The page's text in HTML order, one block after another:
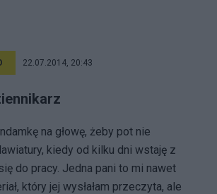
22.07.2014, 20:43
na głowę, żeby pot nie
kiedy od kilku dni wstaję z
do pracy. Jedna pani to mi nawet
który jej wysłałam przeczyta, ale